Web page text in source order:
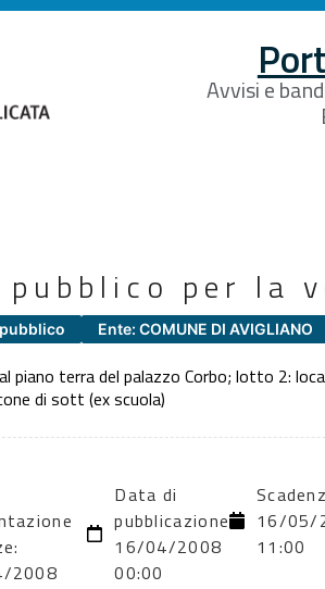
Avvisi e
pubblico per la
Ente: COMUNE DI AVIGLIANO
piano terra del palazzo Corbo; lotto 2:
di sott (ex scuola)
2008
Data di
pubblicazione:
16/04/2008
00:00
16/05/
11:00